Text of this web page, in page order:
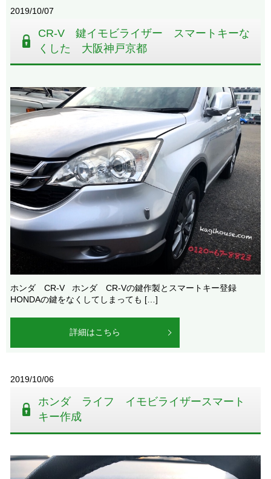
2019/10/07
CR-V 鍵イモビライザー スマートキーな
くした 大阪神戸京都
ホンダ CR-V ホンダ CR-Vの鍵作製とスマートキー登録
HONDAの鍵をなくしてしまっても […]
詳細はこちら
2019/10/06
ホンダ ライフ イモビライザースマート
キー作成